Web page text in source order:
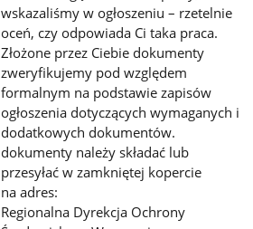
wskazaliśmy w ogłoszeniu – rzetelnie
oceń, czy odpowiada Ci taka praca.
Złożone przez Ciebie dokumenty
zweryfikujemy pod względem
formalnym na podstawie zapisów
ogłoszenia dotyczących wymaganych i
dodatkowych dokumentów.
dokumenty należy składać lub
przesyłać w zamkniętej kopercie
na adres:
Regionalna Dyrekcja Ochrony